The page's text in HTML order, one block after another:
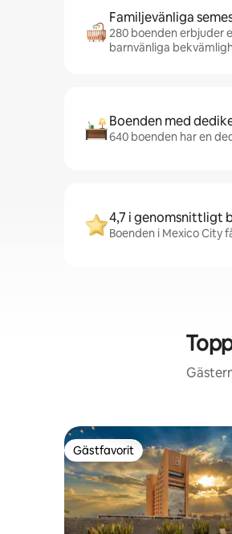
Familjevänliga
280 boenden erbjuder
barnvänliga
Boenden med
640 boenden har en
4,7 i genomsnittligt
Boenden i Mexico City
Gästfavorit
Gästfavorit